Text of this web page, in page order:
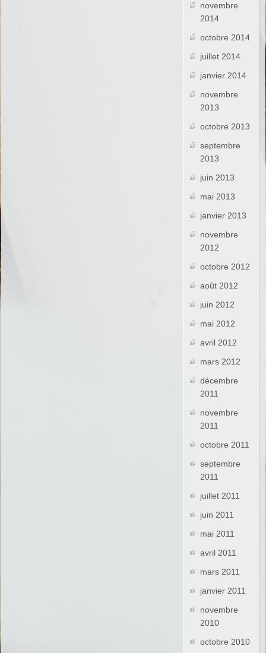
novembre
2014
octobre 2014
juillet 2014
janvier 2014
novembre
2013
octobre 2013
septembre
2013
juin 2013
mai 2013
janvier 2013
novembre
2012
octobre 2012
août 2012
juin 2012
mai 2012
avril 2012
mars 2012
décembre
2011
novembre
2011
octobre 2011
septembre
2011
juillet 2011
juin 2011
mai 2011
avril 2011
mars 2011
janvier 2011
novembre
2010
octobre 2010